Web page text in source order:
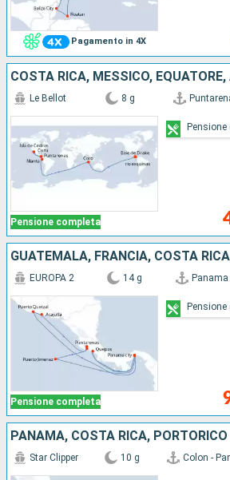
Pagamento in 4X
Pensione completa
Le Bellot 8 g
Pensione completa
EUROPA 2 14 g
PANAMA, COSTA RICA, PORTORICO
Star Clipper 10 g Colon -